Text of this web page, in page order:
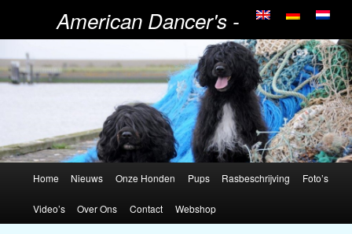
American Dancer's -
Portugese Waterhonden
Home Nieuws Onze Honden Pups Rasbeschrijving Foto’s
Video’s Over Ons Contact Webshop